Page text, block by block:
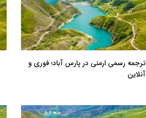
ترجمه رسمی ارمنی در پارس آباد؛ فوری و
آنلاین